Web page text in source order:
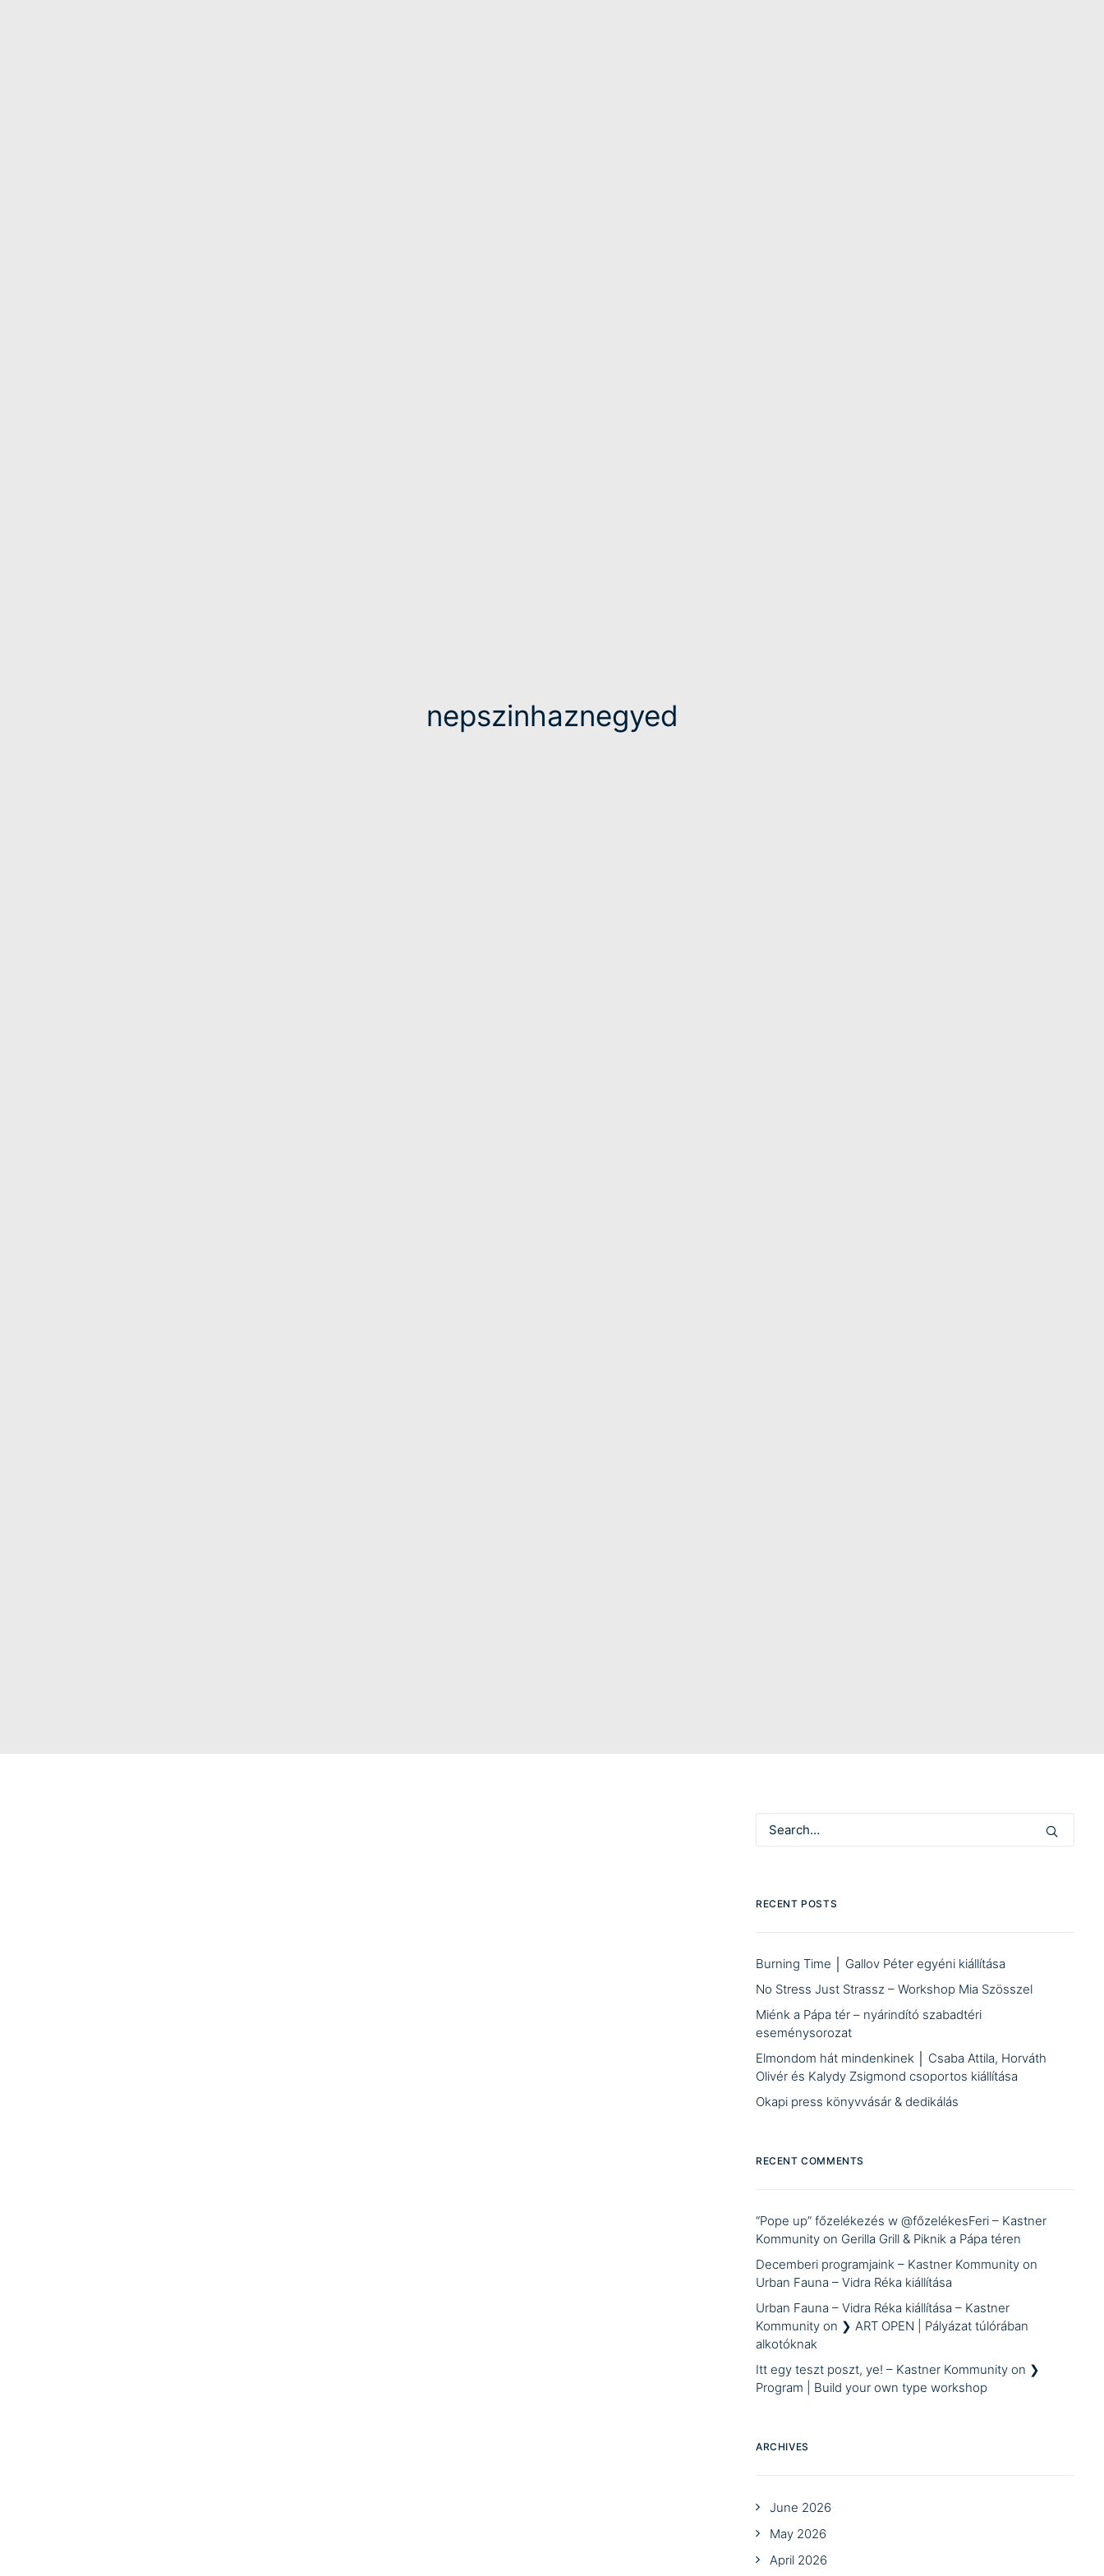
nepszinhaznegyed
RECENT POSTS
Burning Time │ Gallov Péter egyéni kiállítása
No Stress Just Strassz – Workshop Mia Szösszel
Miénk a Pápa tér – nyárindító szabadtéri
eseménysorozat
Elmondom hát mindenkinek │ Csaba Attila, Horváth
Olivér és Kalydy Zsigmond csoportos kiállítása
Okapi press könyvvásár & dedikálás
RECENT COMMENTS
“Pope up” főzelékezés w @főzelékesFeri – Kastner
Kommunity on Gerilla Grill & Piknik a Pápa téren
Decemberi programjaink – Kastner Kommunity on
Urban Fauna – Vidra Réka kiállítása
Urban Fauna – Vidra Réka kiállítása – Kastner
Kommunity on ❯ ART OPEN | Pályázat túlórában
alkotóknak
Itt egy teszt poszt, ye! – Kastner Kommunity on ❯
Program | Build your own type workshop
ARCHIVES
June 2026
May 2026
April 2026